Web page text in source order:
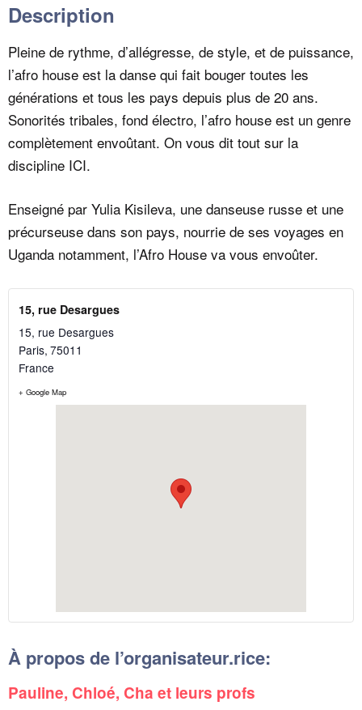
Description
Pleine de rythme, d’allégresse, de style, et de puissance,
l’afro house est la danse qui fait bouger toutes les
générations et tous les pays depuis plus de 20 ans.
Sonorités tribales, fond électro, l’afro house est un genre
complètement envoûtant. On vous dit tout sur la
discipline ICI.
Enseigné par Yulia Kisileva, une danseuse russe et une
précurseuse dans son pays, nourrie de ses voyages en
Uganda notamment, l’Afro House va vous envoûter.
15, rue Desargues
15, rue Desargues
Paris, 75011
France
+ Google Map
À propos de l’organisateur.rice:
Pauline, Chloé, Cha et leurs profs